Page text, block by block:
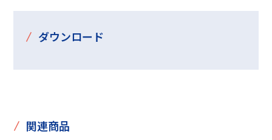
/ ダウンロード
/ 関連商品